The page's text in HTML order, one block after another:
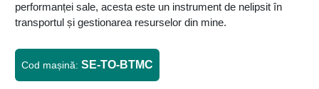
performanței sale, acesta este un instrument de nelipsit în
transportul și gestionarea resurselor din mine.
Cod mașină: SE-TO-BTMC